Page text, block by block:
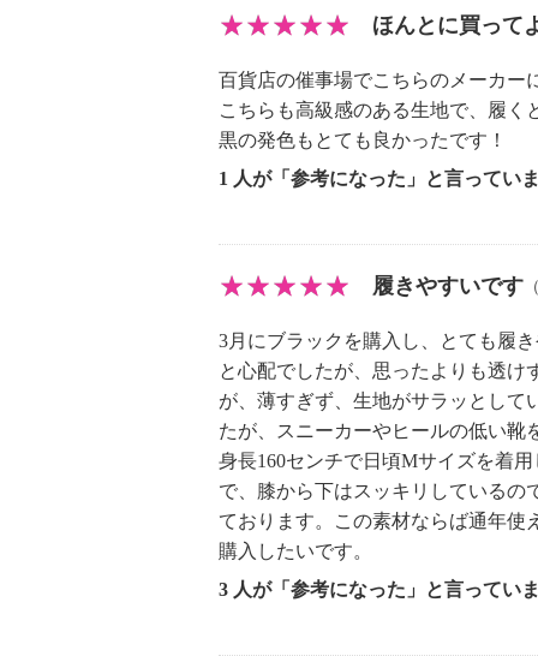
・自然乾燥：日陰の吊り干し
・アイロン仕上げ：可（低温）
・ドライクリーニング：石油系ドラ
【メンテナンス（ケアラベル）】
・長時間照射による変退色注意
・素材の特性上、多少の縮みあり
・ネット使用
・無蛍光洗剤使用
【原産国（地）】
・日本製
※普段と同じサイズをおすすめ
ほんとに買って
百貨店の催事場でこちらのメーカー
こちらも高級感のある生地で、履く
黒の発色もとても良かったです！
1 人が「参考になった」と言ってい
履きやすいです （
3月にブラックを購入し、とても履
と心配でしたが、思ったよりも透け
が、薄すぎず、生地がサラッとして
たが、スニーカーやヒールの低い靴
身長160センチで日頃Mサイズを着
で、膝から下はスッキリしているの
ております。この素材ならば通年使
購入したいです。
3 人が「参考になった」と言ってい